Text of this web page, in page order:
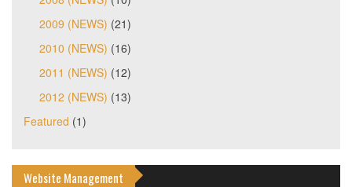
2009 (NEWS) (21)
2010 (NEWS) (16)
2011 (NEWS) (12)
2012 (NEWS) (13)
Featured (1)
Website Management